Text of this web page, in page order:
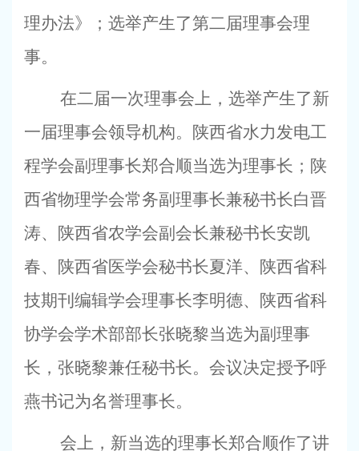
理办法》；选举产生了第二届理事会理
事。
在二届一次理事会上，选举产生了新
一届理事会领导机构。陕西省水力发电工
程学会副理事长郑合顺当选为理事长；陕
西省物理学会常务副理事长兼秘书长白晋
涛、陕西省农学会副会长兼秘书长安凯
春、陕西省医学会秘书长夏洋、陕西省科
技期刊编辑学会理事长李明德、陕西省科
协学会学术部部长张晓黎当选为副理事
长，张晓黎兼任秘书长。会议决定授予呼
燕书记为名誉理事长。
会上，新当选的理事长郑合顺作了讲